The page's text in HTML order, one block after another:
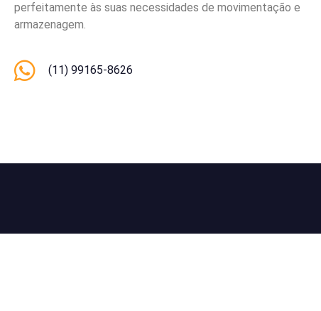
perfeitamente às suas necessidades de movimentação e
armazenagem.
(11) 99165-8626